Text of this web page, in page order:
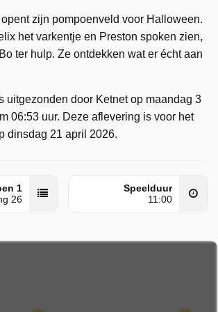
zijn pompoenveld voor Halloween.
het varkentje en Preston spoken zien,
ter hulp. Ze ontdekken wat er écht aan
uitgezonden door Ketnet op maandag 3
06:53 uur. Deze aflevering is voor het
dinsdag 21 april 2026.
1
26
Speelduur
11:00